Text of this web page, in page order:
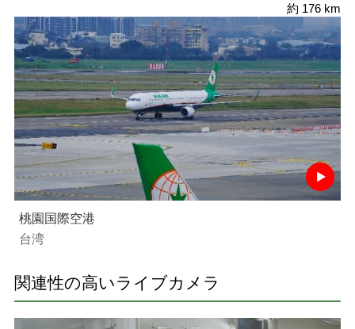
約 176 km
桃園国際空港
台湾
関連性の高いライブカメラ